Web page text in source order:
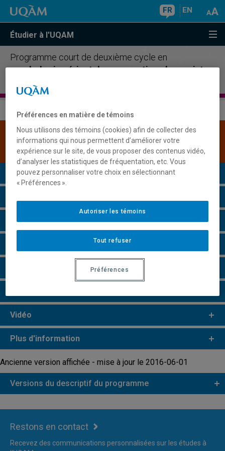
FR EN
Étudier à l'UQAM
Programme court de deuxième cycle en
psychologie périnatale : conceptions humaniste
Une version plus récente de ce programme est
disponible.
Cliquez ici pour la consulter
Présentation du programme
Cours à suivre et horaires
Remarques et règlements
Vidéo
Plus d'information
Ancienne version affichée - mise à jour le 2016-06-01
Versions du descriptif du programme
Restons en contact
Recevez des communications personnalisées sur les études à
Préférences en matière de témoins
Nous utilisons des témoins (cookies) afin de collecter des
informations qui nous permettent d’améliorer votre
expérience sur le site, de vous proposer des contenus vidéo,
d’analyser les statistiques de fréquentation, etc. Vous
pouvez personnaliser votre choix en sélectionnant
« Préférences ».
Tout refuser
Autoriser les témoins
Préférences